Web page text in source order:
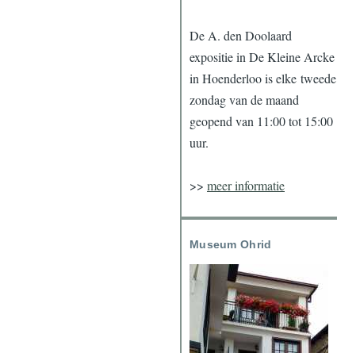
De A. den Doolaard
expositie in De Kleine Arcke
in Hoenderloo is elke tweede
zondag van de maand
geopend van 11:00 tot 15:00
uur.
>> meer informatie
Museum Ohrid